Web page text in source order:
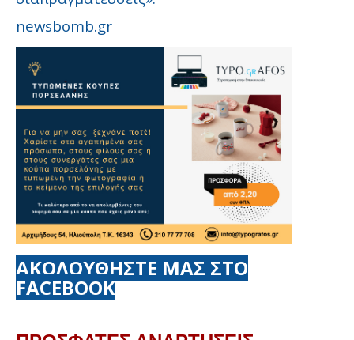
newsbomb.gr
ΑΚΟΛΟΥΘΗΣΤΕ ΜΑΣ ΣΤΟ
FACEBOOK